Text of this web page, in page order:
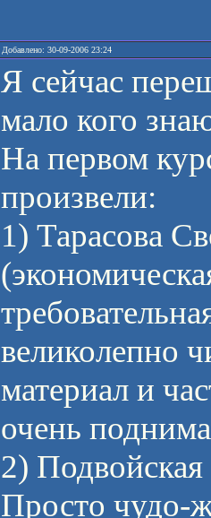
Добавлено: 30-09-2006 23:24
Я сейчас
мало кого
На первом
произвели:
1) Тарасова
великолепно
материал и
очень
2)
Просто чудо-